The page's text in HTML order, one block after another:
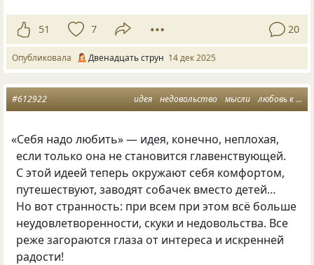
51 7 20
Опубликовала Двенадцать струн 14 дек 2025
идея недовольство мысли любовь к себе
#612922
«Себя надо любить» — идея, конечно, неплохая,
если только она не становится главенствующей.
С этой идеей теперь окружают себя комфортом,
путешествуют, заводят собачек вместо детей…
Но вот странность: при всем при этом всё больше
неудовлетворенности, скуки и недовольства. Все
реже загораются глаза от интереса и искренней
радости!